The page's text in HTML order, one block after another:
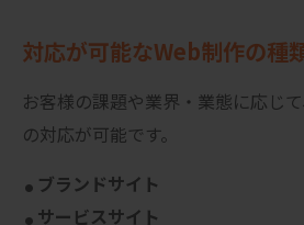
対応が可能なWeb制作の種
お客様の課題や業界・業態に応じ
の対応が可能です。
ブランドサイト
サービスサイト